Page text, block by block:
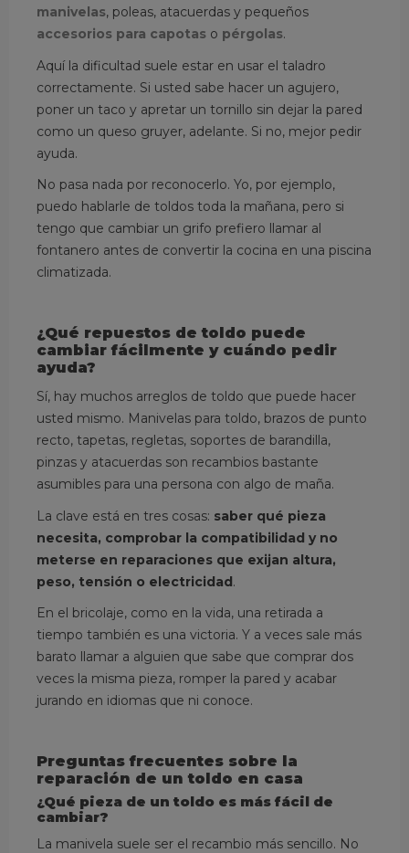
manivelas, poleas, atacuerdas y pequeños
accesorios para capotaso pérgolas.
Aquí la dificultad suele estar en usar el taladro
correctamente. Si usted sabe hacer un agujero,
poner un taco y apretar un tornillo sin dejar la pared
como un queso gruyer, adelante. Si no, mejor pedir
ayuda.
No pasa nada por reconocerlo. Yo, por ejemplo,
puedo hablarle de toldos toda la mañana, pero si
tengo que cambiar un grifo prefiero llamar al
fontanero antes de convertir la cocina en una piscina
climatizada.
¿Qué repuestos de toldo puede
cambiar fácilmente y cuándo pedir
ayuda?
Sí, hay muchos arreglos de toldo que puede hacer
usted mismo. Manivelas para toldo, brazos de punto
recto, tapetas, regletas, soportes de barandilla,
pinzas y atacuerdas son recambios bastante
asumibles para una persona con algo de maña.
La clave está en tres cosas: saber qué pieza
necesita, comprobar la compatibilidad y no
meterse en reparaciones que exijan altura,
peso, tensión o electricidad.
En el bricolaje, como en la vida, una retirada a
tiempo también es una victoria. Y a veces sale más
barato llamar a alguien que sabe que comprar dos
veces la misma pieza, romper la pared y acabar
jurando en idiomas que ni conoce.
Preguntas frecuentes sobre la
reparación de un toldo en casa
¿Qué pieza de un toldo es más fácil de
cambiar?
La manivela suele ser el recambio más sencillo. No